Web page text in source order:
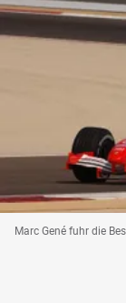
Marc Gené fuhr die